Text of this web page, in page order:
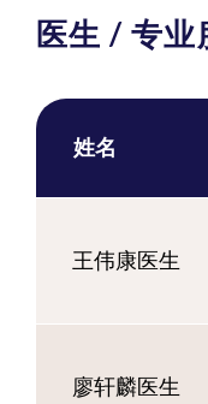
医生 / 专业
姓名
王伟康医生
廖轩麟医生